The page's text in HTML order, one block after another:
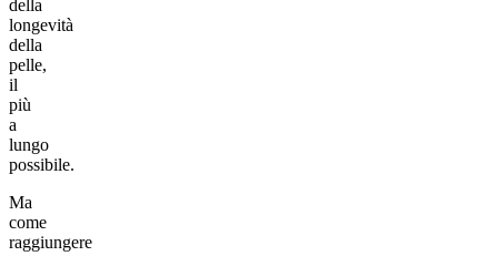
della
longevità
della
pelle,
il
più
a
lungo
possibile.
Ma
come
raggiungere